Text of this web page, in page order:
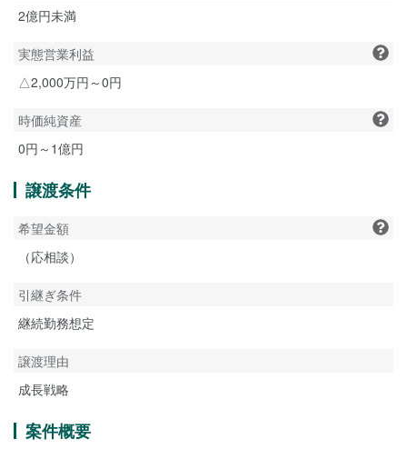
2億円未満
実態営業利益
△2,000万円～0円
時価純資産
0円～1億円
譲渡条件
希望金額
（応相談）
引継ぎ条件
継続勤務想定
譲渡理由
成長戦略
案件概要